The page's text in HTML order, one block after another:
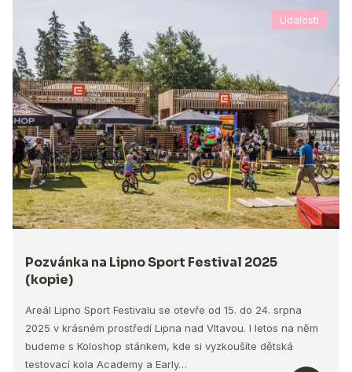
Udalosti
Pozvánka na Lipno Sport Festival 2025
(kopie)
Areál Lipno Sport Festivalu se otevře od 15. do 24. srpna
2025 v krásném prostředí Lipna nad Vltavou. I letos na něm
budeme s Koloshop stánkem, kde si vyzkoušíte dětská
testovací kola Academy a Early…